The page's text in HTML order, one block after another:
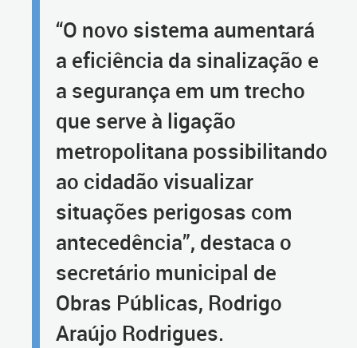
“O novo sistema aumentará
a eficiência da sinalização e
a segurança em um trecho
que serve à ligação
metropolitana possibilitando
ao cidadão visualizar
situações perigosas com
antecedência”, destaca o
secretário municipal de
Obras Públicas, Rodrigo
Araújo Rodrigues.